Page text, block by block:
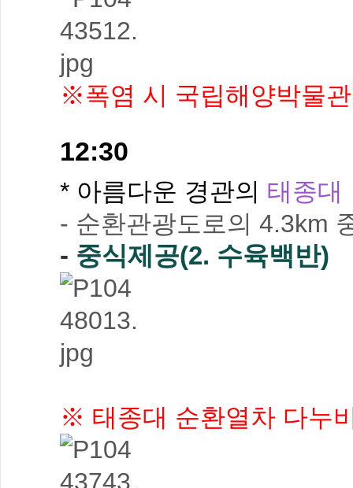
※폭염 시 국립해양박물
12:30
* 아름다운 경관의 태종대
- 순환관광도로의 4.3km
- 중식제공(2. 수육백반)
※ 태종대 순환열차 다누